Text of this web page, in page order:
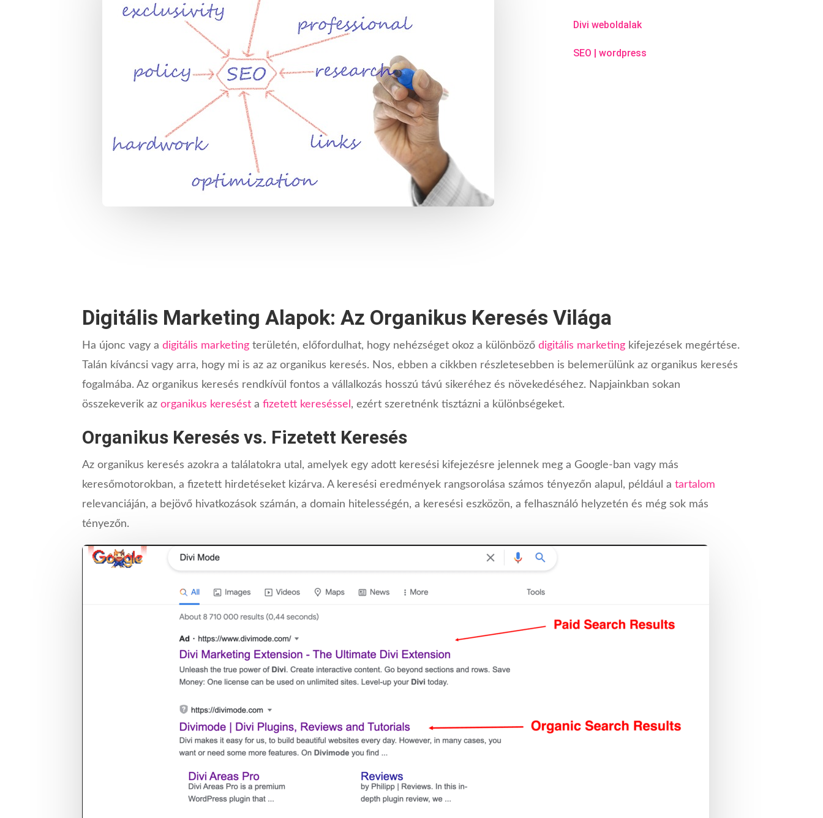
Divi weboldalak
SEO |wordpress
Digitális Marketing Alapok: Az Organikus Keresés Világa
Ha újonc vagy adigitális marketing területén, előfordulhat, hogy nehézséget okoz a különböződigitális marketing kifejezések megértése.
Talán kíváncsi vagy arra, hogy mi is az az organikus keresés. Nos, ebben a cikkben részletesebben is belemerülünk az organikus keresés
fogalmába. Az organikus keresés rendkívül fontos a vállalkozás hosszú távú sikeréhez és növekedéséhez. Napjainkban sokan
összekeverik azorganikus keresést afizetett kereséssel , ezért szeretnénk tisztázni a különbségeket.
Organikus Keresés vs. Fizetett Keresés
Az organikus keresés azokra a találatokra utal, amelyek egy adott keresési kifejezésre jelennek meg a Google-ban vagy más
keresőmotorokban, a fizetett hirdetéseket kizárva. A keresési eredmények rangsorolása számos tényezőn alapul, például atartalom
relevanciáján, a bejövő hivatkozások számán, a domain hitelességén, a keresési eszközön, a felhasználó helyzetén és még sok más
tényezőn.